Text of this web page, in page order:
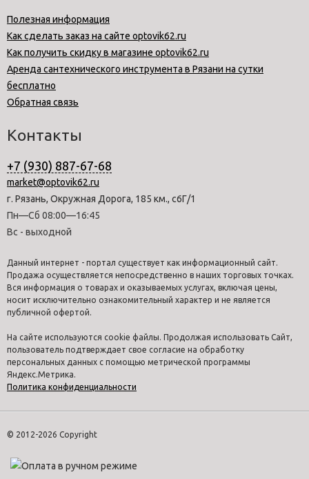
Полезная информация
Как сделать заказ на сайте optovik62.ru
Как получить скидку в магазине optovik62.ru
Аренда сантехнического инструмента в Рязани на сутки
бесплатно
Обратная связь
Контакты
+7 (930) 887-67-68
market@optovik62.ru
г. Рязань, Окружная Дорога, 185 км., с6Г/1
Пн—Сб 08:00—16:45
Вс - выходной
Данный интернет - портал существует как информационный сайт.
Продажа осуществляется непосредственно в наших торговых точках.
Вся информация о товарах и оказываемых услугах, включая цены,
носит исключительно ознакомительный характер и не является
публичной офертой.
На сайте используются cookie файлы. Продолжая использовать Сайт,
пользователь подтверждает свое согласие на обработку
персональных данных с помощью метрической программы
Яндекс.Метрика.
Политика конфиденциальности
© 2012-2026 Copyright